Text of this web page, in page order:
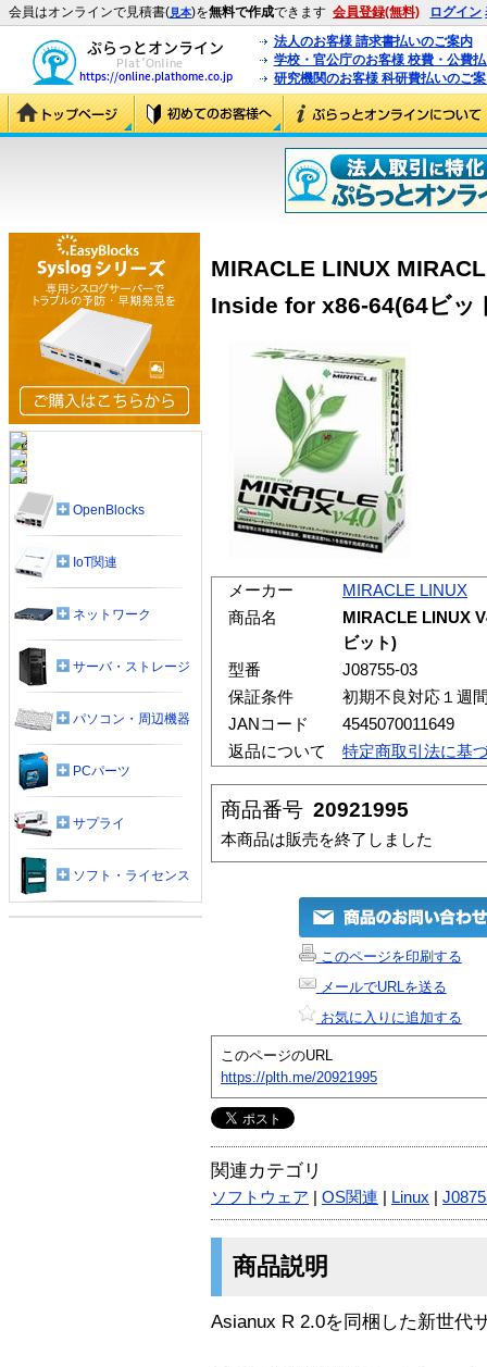
会員はオンラインで見積書(見本)を無料で作成できます 会員登録(無料) ログイン
法人のお客様 請求書払いのご案内
学校・官公庁のお客様 校費・公費
研究機関のお客様 科研費払いのご
MIRACLE LINUX
Inside for x86-64(64ビッ
メーカー
MIRACLE LINUX
商品名
MIRACLE LINUX
ビット)
型番
J08755-03
保証条件
初期不良対応１週
JANコード
4545070011649
返品について
特定商取引法に基
商品番号 20921995
本商品は販売を終了しました
このページを印刷する
メールでURLを送る
お気に入りに追加する
このページのURL
https://plth.me/20921995
関連カテゴリ
ソフトウェア OS関連 Linux
商品説明
Asianux R 2.0を同梱した新世代
OpenBlocks
IoT関連
ネットワーク
サーバ・ストレージ
パソコン・周辺機器
PCパーツ
サプライ
ソフト・ライセンス